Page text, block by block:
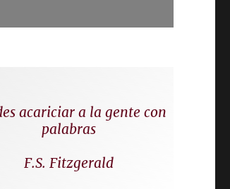
acariciar a la gente con
palabras
F.S. Fitzgerald